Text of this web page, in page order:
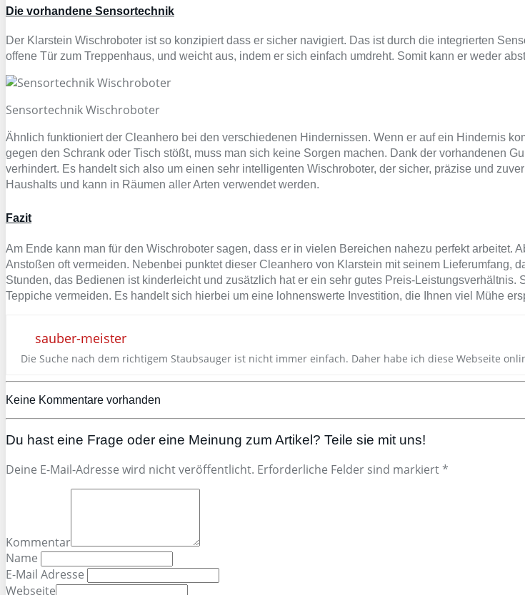
Die vorhandene Sensortechnik
Der Klarstein Wischroboter ist so konzipiert dass er sicher navigiert. Das ist durch die integrierten
offene Tür zum Treppenhaus, und weicht aus, indem er sich einfach umdreht. Somit kann er weder
Sensortechnik Wischroboter
Ähnlich funktioniert der Cleanhero bei den verschiedenen Hindernissen. Wenn er auf ein Hindernis
gegen den Schrank oder Tisch stößt, muss man sich keine Sorgen machen. Dank der vorhandenen
verhindert. Es handelt sich also um einen sehr intelligenten Wischroboter, der sicher, präzise und
Haushalts und kann in Räumen aller Arten verwendet werden.
Fazit
Am Ende kann man für den Wischroboter sagen, dass er in vielen Bereichen nahezu perfekt
Anstoßen oft vermeiden. Nebenbei punktet dieser Cleanhero von Klarstein mit seinem Lieferumfang,
Stunden, das Bedienen ist kinderleicht und zusätzlich hat er ein sehr gutes Preis-
Teppiche vermeiden. Es handelt sich hierbei um eine lohnenswerte Investition, die Ihnen viel Mühe
sauber-meister
Die Suche nach dem richtigem Staubsauger ist nicht immer einfach. Daher habe ich diese Webseite
Keine Kommentare vorhanden
Du hast eine Frage oder eine Meinung zum Artikel? Teile sie mit uns!
Deine E-Mail-Adresse wird nicht veröffentlicht. Erforderliche Felder sind markiert *
Kommentar
Name
E-Mail Adresse
Webseite